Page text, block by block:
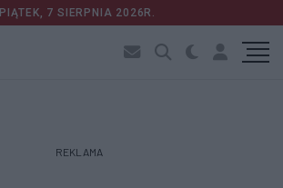
PIĄTEK, 7 SIERPNIA 2026R.
REKLAMA